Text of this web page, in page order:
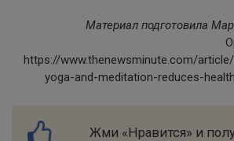
Материал подготовила
https://www.thenewsminute.com/
yoga-and-meditation-reduces-
Жми «Нравится» и